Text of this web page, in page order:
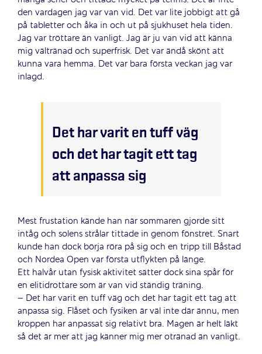
den vardagen jag var van vid. Det var lite jobbigt att gå
på tabletter och åka in och ut på sjukhuset hela tiden.
Jag var tröttare än vanligt. Jag är ju van vid att känna
mig vältränad och superfrisk. Det var ändå skönt att
kunna vara hemma. Det var bara första veckan jag var
inlagd.
Det har varit en tuff väg
och det har tagit ett tag
att anpassa sig
Mest frustation kände han när sommaren gjorde sitt
intåg och solens strålar tittade in genom fönstret. Snart
kunde han dock börja röra på sig och en tripp till Båstad
och Nordea Open var första utflykten på länge.
Ett halvår utan fysisk aktivitet sätter dock sina spår för
en elitidrottare som är van vid ständig träning.
– Det har varit en tuff väg och det har tagit ett tag att
anpassa sig. Flåset och fysiken är väl inte där ännu, men
kroppen har anpassat sig relativt bra. Magen är helt läkt
så det är mer att jag känner mig mer otränad än vanligt.